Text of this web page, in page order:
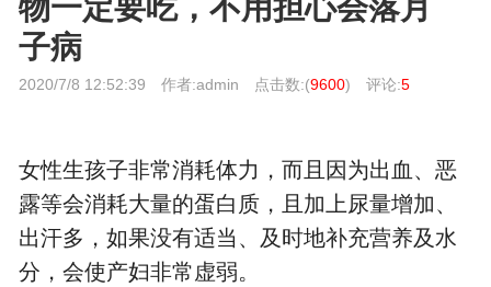
物一定要吃，不用担心会落月
子病
2020/7/8 12:52:39 作者:admin 点击数:(9600) 评论:5
女性生孩子非常消耗体力，而且因为出血、恶
露等会消耗大量的蛋白质，且加上尿量增加、
出汗多，如果没有适当、及时地补充营养及水
分，会使产妇非常虚弱。